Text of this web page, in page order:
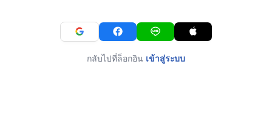
กลับไปที่ล็อกอิน เข้าสู่ระบบ